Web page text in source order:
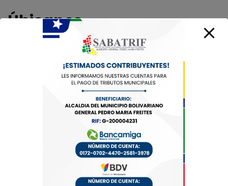
Úbicanos
Calle Ricaurte con Calle Guevara Rojas, Edificio
Antiguo Sport Book, Piso 01. Cantaura, Municipio
General Pedro María Freites, Estado Anzoátegui.
0412-1518457
Atención al público:
Mañana: 8:00 a.m a 12:00 m Descanso: 12:00 m a
1:00 p.m Tarde: 1:00 p.m a 4:00 p.m